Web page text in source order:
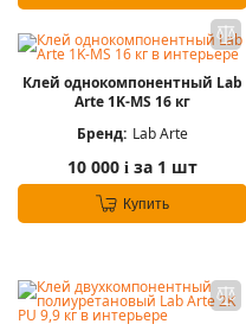
Клей однокомпонентный Lab
Arte 1K-MS 16 кг
Бренд: Lab Arte
10 000 i за 1 шт
Купить